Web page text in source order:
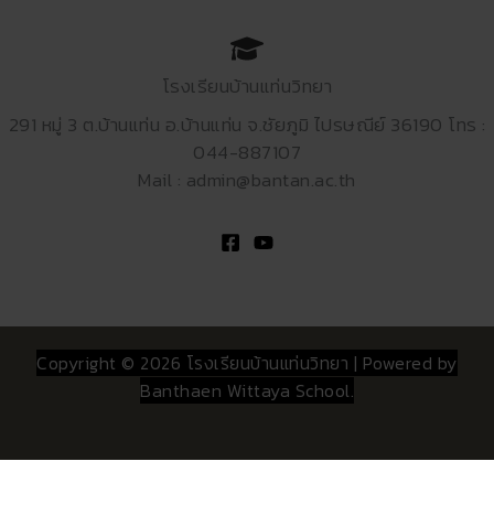
โรงเรียนบ้านแท่นวิทยา
291 หมู่ 3 ต.บ้านแท่น อ.บ้านแท่น จ.ชัยภูมิ ไปรษณีย์ 36190 โทร :
044-887107
Mail : admin@bantan.ac.th
Copyright © 2026 โรงเรียนบ้านแท่นวิทยา | Powered by
Banthaen Wittaya School.